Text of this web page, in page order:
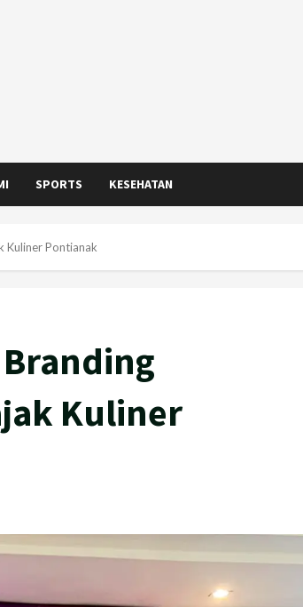
SPORTS KESEHATAN
Kuliner Pontianak
Kuliner